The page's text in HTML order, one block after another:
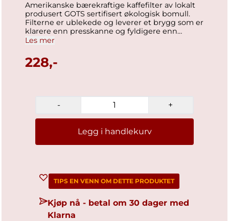
Amerikanske bærekraftige kaffefilter av lokalt
produsert GOTS sertifisert økologisk bomull.
Filterne er ublekede og leverer et brygg som er
klarere enn presskanne og fyldigere enn
papirfilter. Det beste fra begge verdener!
kan også oppbevare kjølig i tett beholder
dersom du brygger kaffe oftere enn hver dag.
Les mer
228,-
- +
Legg i handlekurv
TIPS EN VENN OM DETTE PRODUKTET
Kjøp nå - betal om 30 dager med
Klarna